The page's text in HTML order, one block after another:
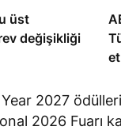
üst
değişikliği
2027
2026 Fuarı